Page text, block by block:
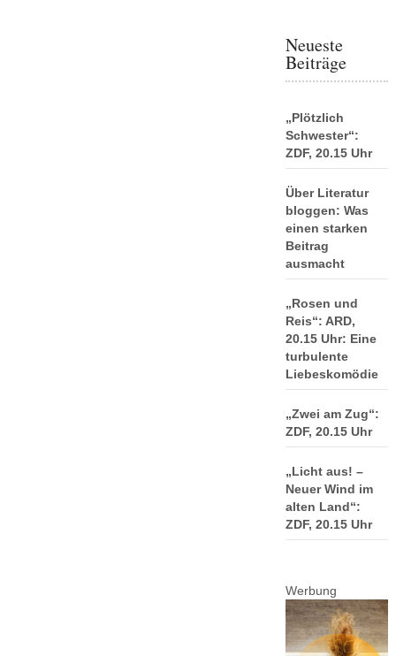
Neueste
Beiträge
„Plötzlich
Schwester“:
ZDF, 20.15 Uhr
Über Literatur
bloggen: Was
einen starken
Beitrag
ausmacht
„Rosen und
Reis“: ARD,
20.15 Uhr: Eine
turbulente
Liebeskomödie
„Zwei am Zug“:
ZDF, 20.15 Uhr
„Licht aus! –
Neuer Wind im
alten Land“:
ZDF, 20.15 Uhr
Werbung